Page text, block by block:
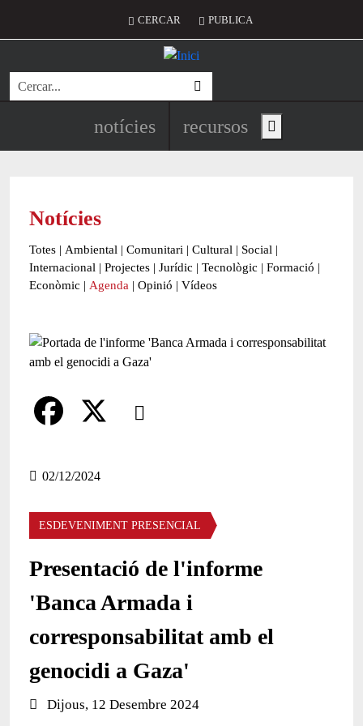
Menú del compte d'usuari
CERCAR PUBLICA
Cerca
Navegació principal de
notícies recursos Show main menu
Notícies
Totes | Ambiental | Comunitari | Cultural | Social |
Internacional | Projectes | Jurídic | Tecnològic | Formació |
Econòmic | Agenda | Opinió | Vídeos
Comparteix
a
b
k
02/12/2024
ESDEVENIMENT PRESENCIAL
Presentació de l'informe
'Banca Armada i
corresponsabilitat amb el
genocidi a Gaza'
Data de l'esdeveniment:
Dijous, 12 Desembre 2024